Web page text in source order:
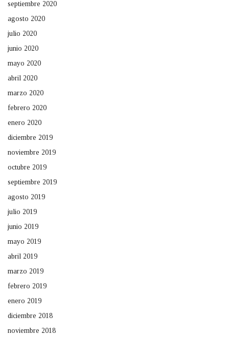
septiembre 2020
agosto 2020
julio 2020
junio 2020
mayo 2020
abril 2020
marzo 2020
febrero 2020
enero 2020
diciembre 2019
noviembre 2019
octubre 2019
septiembre 2019
agosto 2019
julio 2019
junio 2019
mayo 2019
abril 2019
marzo 2019
febrero 2019
enero 2019
diciembre 2018
noviembre 2018